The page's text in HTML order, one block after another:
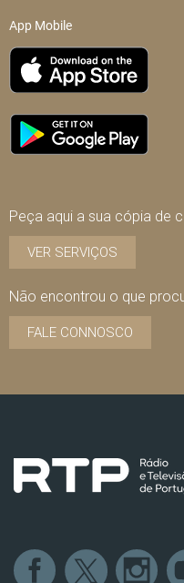
App Mobile
Peça aqui a sua cópia de
VER SERVIÇOS
Não encontrou o que
FALE CONNOSCO